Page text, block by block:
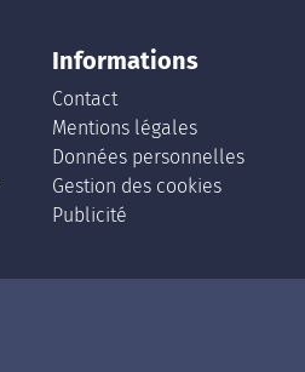
Informations
Contact
Mentions légales
Données personnelles
Gestion des cookies
Publicité